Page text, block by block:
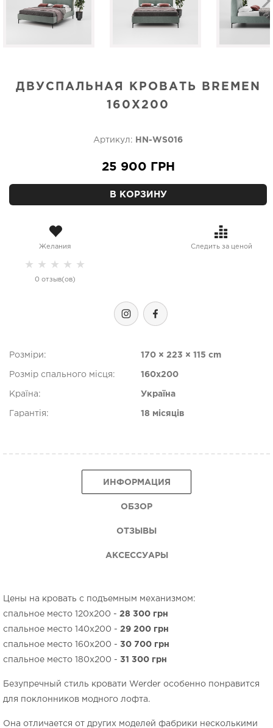
ДВУСПАЛЬНАЯ КРОВАТЬ BREMEN
160X200
Артикул: HN-WS016
25 900 ГРН
В КОРЗИНУ
Желания Следить за ценой
★ ★ ★ ★ ★
0 отзыв(ов)
Розміри: 170 × 223 × 115 cm
Розмір спального місця: 160х200
Країна: Україна
Гарантія: 18 місяців
ИНФОРМАЦИЯ
ОБЗОР
ОТЗЫВЫ
АКСЕССУАРЫ
Цены на кровать с подъемным механизмом:
спальное место 120х200 - 28 300 грн
спальное место 140х200 - 29 200 грн
спальное место 160х200 - 30 700 грн
спальное место 180х200 - 31 300 грн
Безупречный стиль кровати Werder особенно понравится
для поклонников модного лофта.
Она отличается от других моделей фабрики несколькими